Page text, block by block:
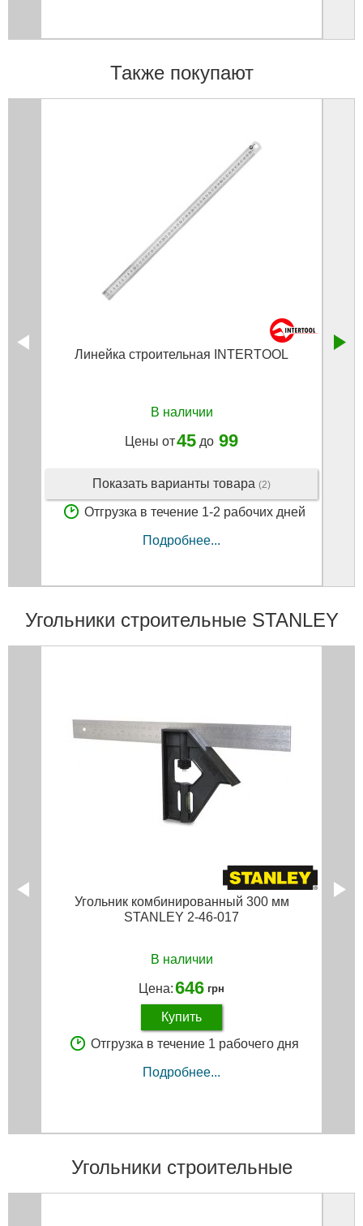
Также покупают
Линейка строительная INTERTOOL
В наличии
Цены от45 до 99
Показать варианты товара (2)
Отгрузка в течение 1-2 рабочих дней
Подробнее...
Угольники строительные STANLEY
Угольник комбинированный 300 мм
STANLEY 2-46-017
В наличии
Цена:646 грн
Купить
Отгрузка в течение 1 рабочего дня
Подробнее...
Угольники строительные